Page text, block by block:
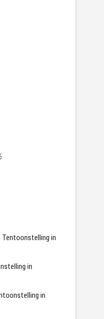
Tentoonstelling in
in
in